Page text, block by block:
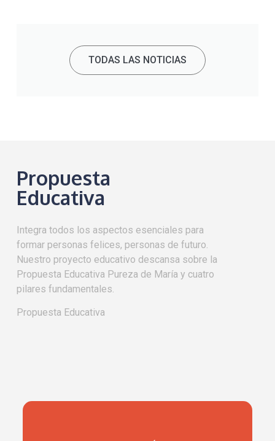
TODAS LAS NOTICIAS
Propuesta
Educativa
Integra todos los aspectos esenciales para
formar personas felices, personas de futuro.
Nuestro proyecto educativo descansa sobre la
Propuesta Educativa Pureza de María y cuatro
pilares fundamentales.
Propuesta Educativa